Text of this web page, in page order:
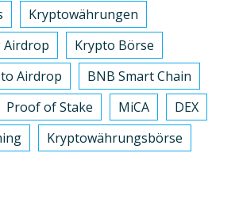
Kryptowährungen
Airdrop
Krypto Börse
Airdrop
BNB Smart Chain
Proof of Stake MiCA
DEX
Kryptowährungsbörse